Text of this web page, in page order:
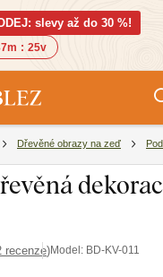
slevy až do 30 %!
: 24v
Dřevěné obrazy na zeď
recenze)Model: BD-KV-011